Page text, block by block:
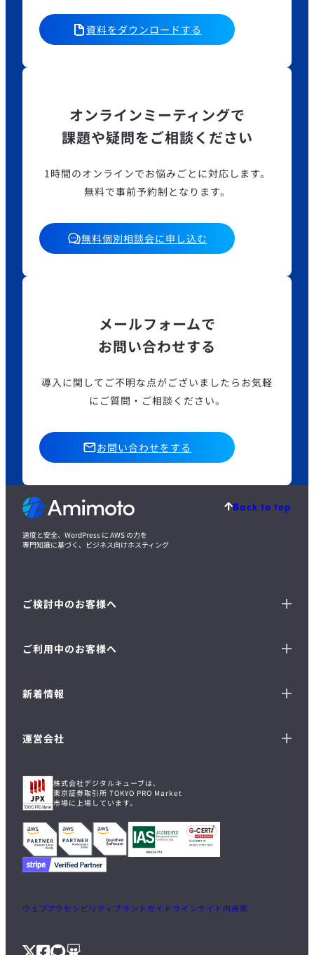
資料をダウンロードする
オンラインミーティングで
課題や疑問をご相談ください
1時間のオンラインでお悩みごとに対応します。
無料で事前予約制となります。
無料個別相談会に申し込む
メールフォームで
お問い合わせする
導入に関してご不明な点がございましたら お気軽
にご質問・ご相談ください。
お問い合わせをする
Back to top
速度と安全、WordPress に AWS の力を
専門知識に基づく、ビジネス向けホスティング
ご検討中のお客様へ
ご利用中のお客様へ
新着情報
運営会社
株式会社デジタルキューブは、
東京証券取引所 TOKYO PRO Market
市場に上場しています。
ウェブアクセシビリティ ブランドガイドラインサイト内検索